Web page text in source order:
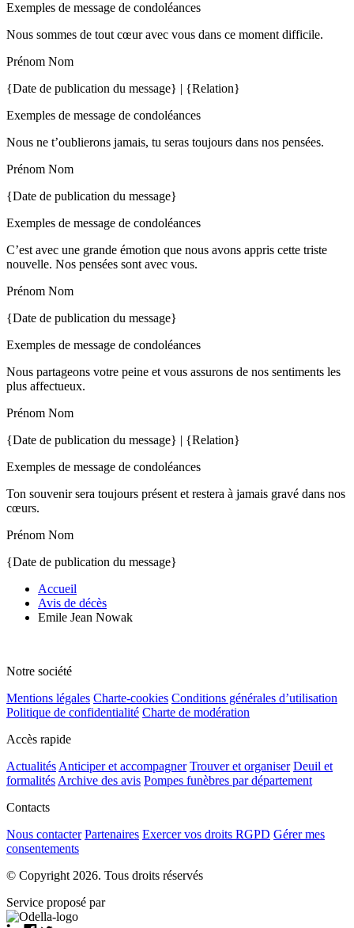
Exemples de message de condoléances
Nous sommes de tout cœur avec vous dans ce moment difficile.
Prénom Nom
{Date de publication du message} | {Relation}
Exemples de message de condoléances
Nous ne t’oublierons jamais, tu seras toujours dans nos pensées.
Prénom Nom
{Date de publication du message}
Exemples de message de condoléances
C’est avec une grande émotion que nous avons appris cette triste
nouvelle. Nos pensées sont avec vous.
Prénom Nom
{Date de publication du message}
Exemples de message de condoléances
Nous partageons votre peine et vous assurons de nos sentiments les
plus affectueux.
Prénom Nom
{Date de publication du message} | {Relation}
Exemples de message de condoléances
Ton souvenir sera toujours présent et restera à jamais gravé dans nos
cœurs.
Prénom Nom
{Date de publication du message}
Accueil
Avis de décès
Emile Jean Nowak
Notre société
Mentions légales Charte-cookies Conditions générales d’utilisation
Politique de confidentialité Charte de modération
Accès rapide
Actualités Anticiper et accompagner Trouver et organiser Deuil et
formalités Archive des avis Pompes funèbres par département
Contacts
Nous contacter Partenaires Exercer vos droits RGPD Gérer mes
consentements
© Copyright 2026. Tous droits réservés
Service proposé par